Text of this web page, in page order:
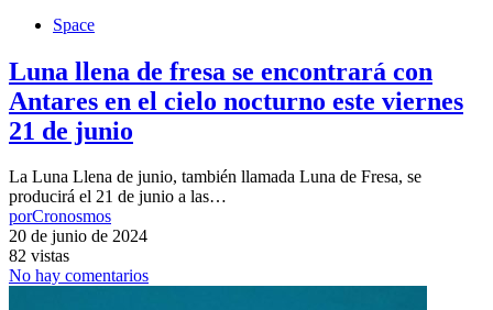
Space
Luna llena de fresa se encontrará con
Antares en el cielo nocturno este viernes
21 de junio
La Luna Llena de junio, también llamada Luna de Fresa, se
producirá el 21 de junio a las…
porCronosmos
20 de junio de 2024
82 vistas
No hay comentarios